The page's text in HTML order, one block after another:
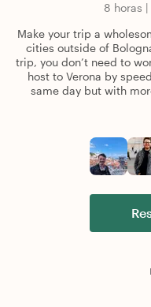
8 horas |
Make your trip a
cities outside of
trip, you don’t need to
host to Verona by
same day but with